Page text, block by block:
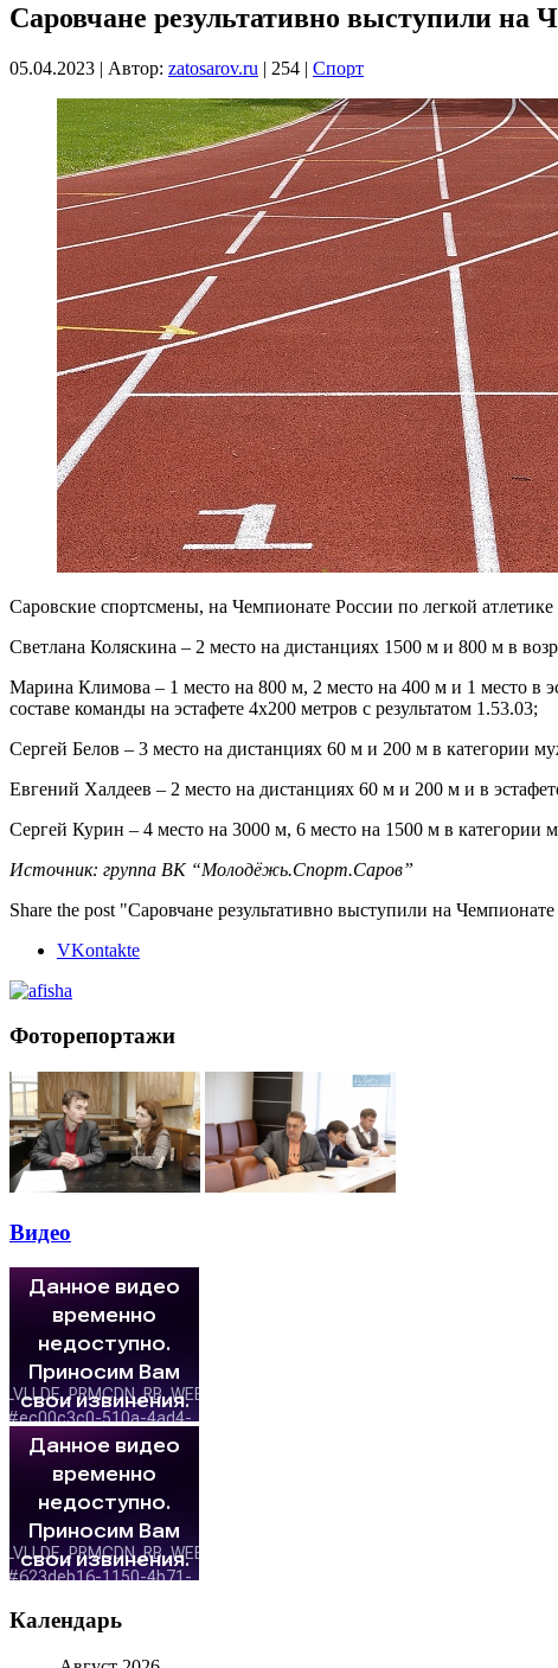
Саровчане результативно выступили на
05.04.2023 | Автор: zatosarov.ru | 254 | Спорт
Саровские спортсмены, на Чемпионате России по легкой
Светлана Коляскина – 2 место на дистанциях 1500 м и 800 м в
Марина Климова – 1 место на 800 м, 2 место на 400 м и 1 место в
составе команды на эстафете 4х200 метров с результатом 1.53.03;
Сергей Белов – 3 место на дистанциях 60 м и 200 м в категории
Евгений Халдеев – 2 место на дистанциях 60 м и 200 м и в
Сергей Курин – 4 место на 3000 м, 6 место на 1500 м в категории
Источник: группа ВК “Молодёжь.Спорт.Саров”
Share the post "Саровчане результативно выступили на
VKontakte
Фоторепортажи
Видео
Календарь